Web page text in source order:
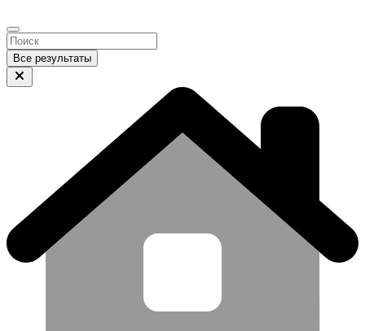
Все результаты